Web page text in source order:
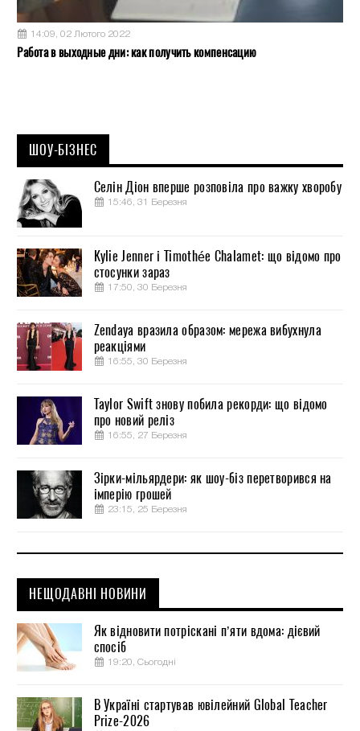
14:09, 02 Лютого 2022
Работа в выходные дни: как получить компенсацию
ШОУ-БІЗНЕС
Селін Діон вперше розповіла про важку хворобу
15:46, 31 Березня
Kylie Jenner і Timothée Chalamet: що відомо про
стосунки зараз
17:50, 30 Березня
Zendaya вразила образом: мережа вибухнула
реакціями
16:55, 30 Березня
Taylor Swift знову побила рекорди: що відомо
про новий реліз
16:55, 27 Березня
Зірки-мільярдери: як шоу-біз перетворився на
імперію грошей
23:15, 25 Березня
НЕЩОДАВНІ НОВИНИ
Як відновити потріскані п’яти вдома: дієвий
спосіб
19:20, Сьогодні
В Україні стартував ювілейний Global Teacher
Prize-2026